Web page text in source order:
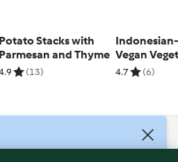
Potato Stacks with
Parmesan and Thyme
(13)
Vegan
Fritters
4.7 (6)